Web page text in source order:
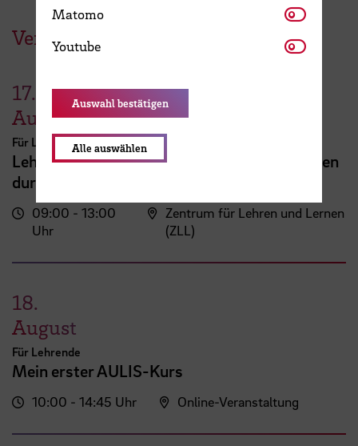
Veranstaltungen der HSB
17.
August
Für Lehrende
Lehrveranstaltungsplanung mit KI. Zeit sparen
durch digitale Tools
09:00 - 13:00
Uhr
Zentrum für Lehren und Lernen
(ZLL)
18.
August
Für Lehrende
Mein erster AULIS-Kurs
10:00 - 14:45 Uhr Online-Veranstaltung
Matomo Matomo
Youtube Youtube
Auswahl bestätigen
Alle auswählen